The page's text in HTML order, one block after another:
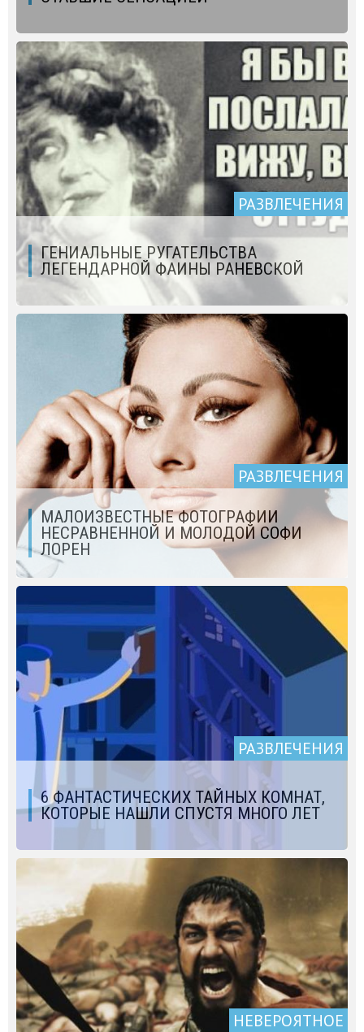
РАЗВЛЕЧЕНИЯ
ГЕНИАЛЬНЫЕ РУГАТЕЛЬСТВА
ЛЕГЕНДАРНОЙ ФАИНЫ РАНЕВСКОЙ
РАЗВЛЕЧЕНИЯ
МАЛОИЗВЕСТНЫЕ ФОТОГРАФИИ
НЕСРАВНЕННОЙ И МОЛОДОЙ СОФИ
ЛОРЕН
РАЗВЛЕЧЕНИЯ
6 ФАНТАСТИЧЕСКИХ ТАЙНЫХ КОМНАТ,
КОТОРЫЕ НАШЛИ СПУСТЯ МНОГО ЛЕТ
НЕВЕРОЯТНОЕ